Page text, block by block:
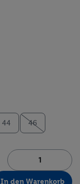
44 46
In den Warenkorb